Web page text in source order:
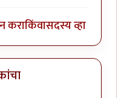
कराकिंवासदस्य व्हा